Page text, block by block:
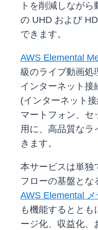
トを削減しなが
の UHD および
できます。
AWS Elemental
級のライブ動画処
インターネット接
(インターネット
マートフォン、セ
用に、高品質なラ
きます。
本サービスは単独
フローの基盤とな
AWS Elemental
も機能するとと
ージ化、収益化、